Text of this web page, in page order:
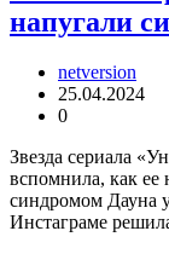
напугали
netversion
25.04.2024
0
Звезда сериала
вспомнила, как ее
синдромом Дауна
Инстаграме